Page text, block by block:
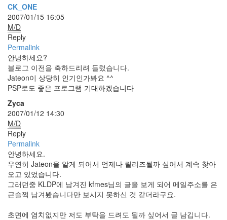
CK_ONE
2007/01/15 16:05
M/D
Reply
Permalink
안녕하세요?
블로그 이전을 축하드리려 들렀습니다.
Jateon이 상당히 인기인가봐요 ^^
PSP로도 좋은 프로그램 기대하겠습니다
Zyca
2007/01/12 14:30
M/D
Reply
Permalink
안녕하세요.
우연히 Jateon을 알게 되어서 언제나 릴리즈될까 싶어서 계속 찾아
오고 있었습니다.
그러던중 KLDP에 남겨진 kfmes님의 글을 보게 되어 메일주소를 은
근슬쩍 남겨봤습니다만 보시지 못하신 것 같더라구요.
초면에 염치없지만 저도 부탁을 드려도 될까 싶어서 글 남깁니다.
ubuntu
PSP
Linux
90D
ACECOMBAT
nateon
FLIT
모
델
play
movie
Eclipse
네
이
트